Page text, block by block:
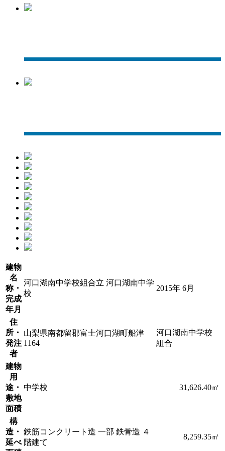
建物
名
称・
完成
年月
河口湖南中学校組合立 河口湖南中学
校
2015年 6月
住
所・
発注
者
山梨県南都留郡富士河口湖町船津
1164
河口湖南中学校
組合
建物
用
途・
敷地
面積
中学校 31,626.40㎡
構
造・
延べ
鉄筋コンクリート造 一部 鉄骨造 ４
階建て
8,259.35㎡